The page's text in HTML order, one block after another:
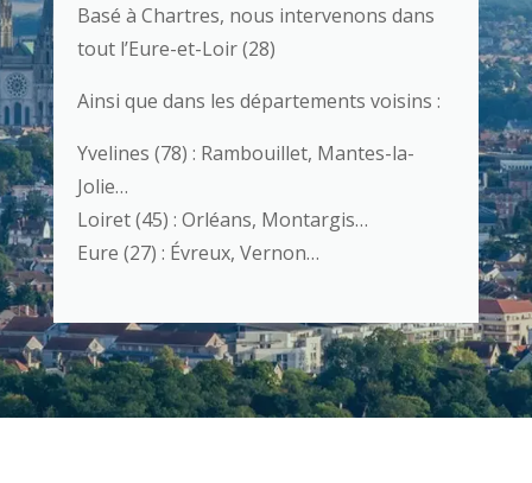
Basé à Chartres, nous intervenons dans
tout l’Eure-et-Loir (28)
Ainsi que dans les départements voisins :
Yvelines (78) : Rambouillet, Mantes-la-
Jolie…
Loiret (45) : Orléans, Montargis…
Eure (27) : Évreux, Vernon…